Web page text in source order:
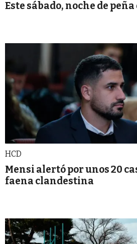
Este sábado, noche de peña
HCD
Mensi alertó por unos 20
faena clandestina